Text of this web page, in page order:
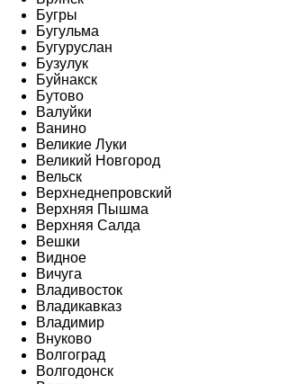
Бугры
Бугульма
Бугуруслан
Бузулук
Буйнакск
Бутово
Валуйки
Ванино
Великие Луки
Великий Новгород
Вельск
Верхнеднепровский
Верхняя Пышма
Верхняя Салда
Вешки
Видное
Вичуга
Владивосток
Владикавказ
Владимир
Внуково
Волгоград
Волгодонск